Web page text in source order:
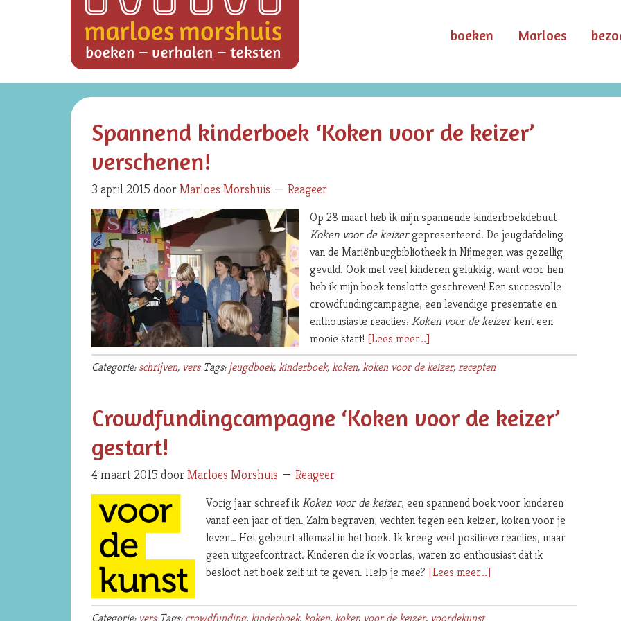
boeken Marloes
Spannend kinderboek ‘Koken voor de keizer’
verschenen!
3 april 2015 doorMarloes Morshuis Reageer
Op 28 maart heb ik mijn spannende kinderboekdebuut
Koken voor de keizergepresenteerd. De jeugdafdeling
van de Mariënburgbibliotheek in Nijmegen was gezellig
gevuld. Ook met veel kinderen gelukkig, want voor hen
heb ik mijn boek tenslotte geschreven! Een succesvolle
crowdfundingcampagne, een levendige presentatie en
enthousiaste reacties: Koken voor de keizerkent een
mooie start! [Lees meer…]
kinderboek
‘Koken
keizer’
Categorie:schrijven, vers Tags:jeugdboek,kinderboek,koken,koken voor de keizer,recepten
Crowdfundingcampagne ‘Koken voor de keizer’
gestart!
4 maart 2015 doorMarloes Morshuis Reageer
Vorig jaar schreef ik Koken voor de keizer, een spannend boek voor kinderen
vanaf een jaar of tien. Zalm begraven, vechten tegen een keizer, koken voor je
leven… Het gebeurt allemaal in het boek. Ik kreeg veel positieve reacties, maar
geen uitgeefcontract. Kinderen die ik voorlas, waren zo enthousiast dat ik
besloot het boek zelf uit te geven. Help je mee? [Lees meer…]
voor
Categorie: vers Tags:crowdfunding, kinderboek, koken, koken voor de keizer, voordekunst